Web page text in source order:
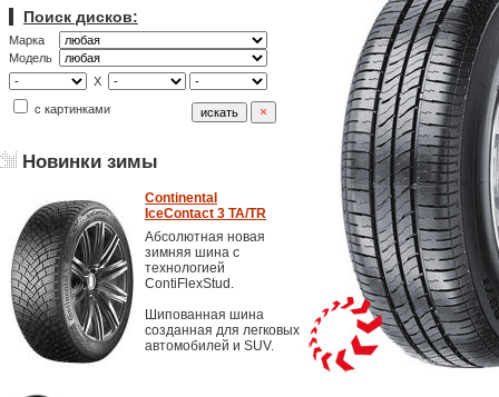
Поиск дисков:
Марка
Модель
X
с картинками
Новинки зимы
Continental
IceContact 3 TA/TR
Абсолютная новая
зимняя шина с
технологией
ContiFlexStud.
Шипованная шина
созданная для легковых
автомобилей и SUV.